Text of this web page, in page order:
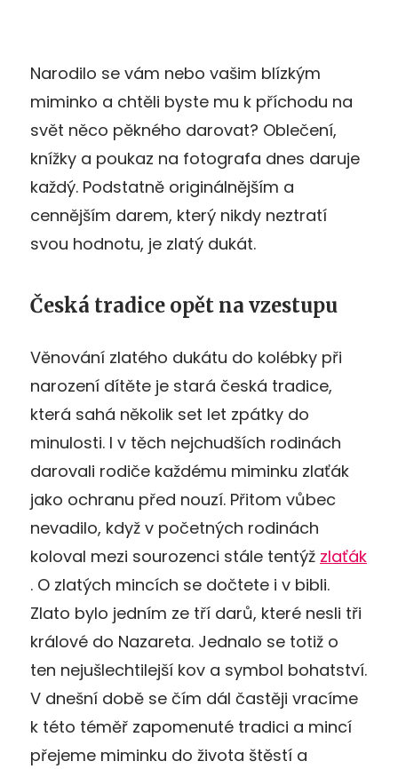
Narodilo se vám nebo vašim blízkým
miminko a chtěli byste mu k příchodu na
svět něco pěkného darovat? Oblečení,
knížky a poukaz na fotografa dnes daruje
každý. Podstatně originálnějším a
cennějším darem, který nikdy neztratí
svou hodnotu, je zlatý dukát.
Česká tradice opět na vzestupu
Věnování zlatého dukátu do kolébky při
narození dítěte je stará česká tradice,
která sahá několik set let zpátky do
minulosti. I v těch nejchudších rodinách
darovali rodiče každému miminku zlaťák
jako ochranu před nouzí. Přitom vůbec
nevadilo, když v početných rodinách
koloval mezi sourozenci stále tentýž zlaťák
. O zlatých mincích se dočtete i v bibli.
Zlato bylo jedním ze tří darů, které nesli tři
králové do Nazareta. Jednalo se totiž o
ten nejušlechtilejší kov a symbol bohatství.
V dnešní době se čím dál častěji vracíme
k této téměř zapomenuté tradici a mincí
přejeme miminku do života štěstí a